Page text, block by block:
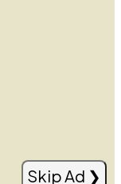
Skip Ad ❯